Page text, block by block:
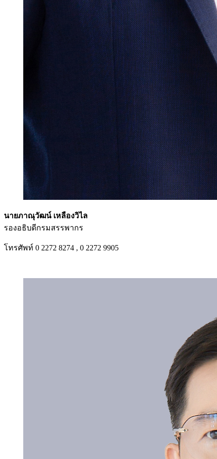
นายภาณุวัฒน์ เหลืองวิไล
รองอธิบดีกรมสรรพากร
โทรศัพท์ 0 2272 8274 , 0 2272 9905